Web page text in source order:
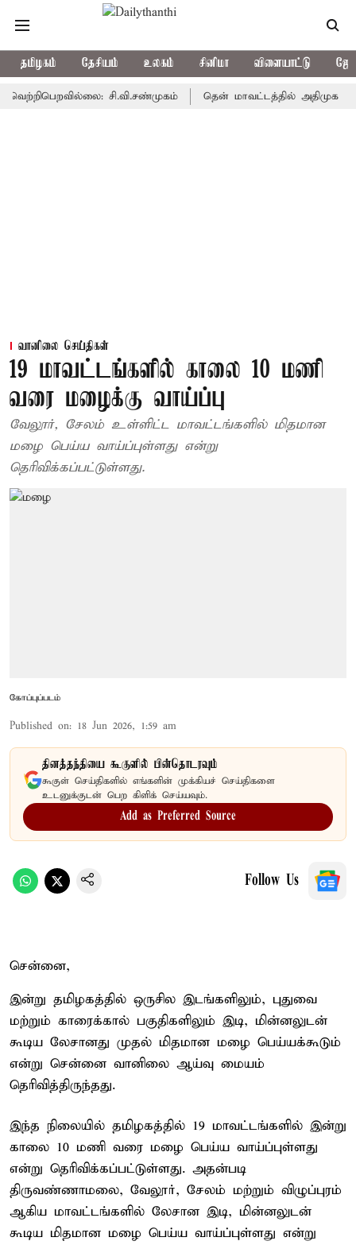
தமிழகம் தேசியம் உலகம் சினிமா விளையாட்டு
சி.வி.சண்முகம் தென் மாவட்டத்தில் அதிமுக பூஜ்ஜியம்
வானிலை செய்திகள்
19 மாவட்டங்களில் காலை 10 மணி
வரை மழைக்கு வாய்ப்பு
வேலூர், சேலம் உள்ளிட்ட மாவட்டங்களில் மிதமான
மழை பெய்ய வாய்ப்புள்ளது என்று
தெரிவிக்கப்பட்டுள்ளது.
கோப்புப்படம்
Published on: 18 Jun 2026, 1:59 am
தினத்தந்தியை கூகுளில் பின்தொடரவும்
கூகுள் செய்திகளில் எங்களின் முக்கியச் செய்திகளை
உடனுக்குடன் பெற கிளிக் செய்யவும்.
Add as Preferred Source
Follow Us
சென்னை,
இன்று தமிழகத்தில் ஒருசில இடங்களிலும், புதுவை
மற்றும் காரைக்கால் பகுதிகளிலும் இடி, மின்னலுடன்
கூடிய லேசானது முதல் மிதமான மழை பெய்யக்கூடும்
என்று சென்னை வானிலை ஆய்வு மையம்
தெரிவித்திருந்தது.
இந்த நிலையில் தமிழகத்தில் 19 மாவட்டங்களில் இன்று
காலை 10 மணி வரை மழை பெய்ய வாய்ப்புள்ளது
என்று தெரிவிக்கப்பட்டுள்ளது. அதன்படி
திருவண்ணாமலை, வேலூர், சேலம் மற்றும் விழுப்புரம்
ஆகிய மாவட்டங்களில் லேசான இடி, மின்னலுடன்
கூடிய மிதமான மழை பெய்ய வாய்ப்புள்ளது என்று